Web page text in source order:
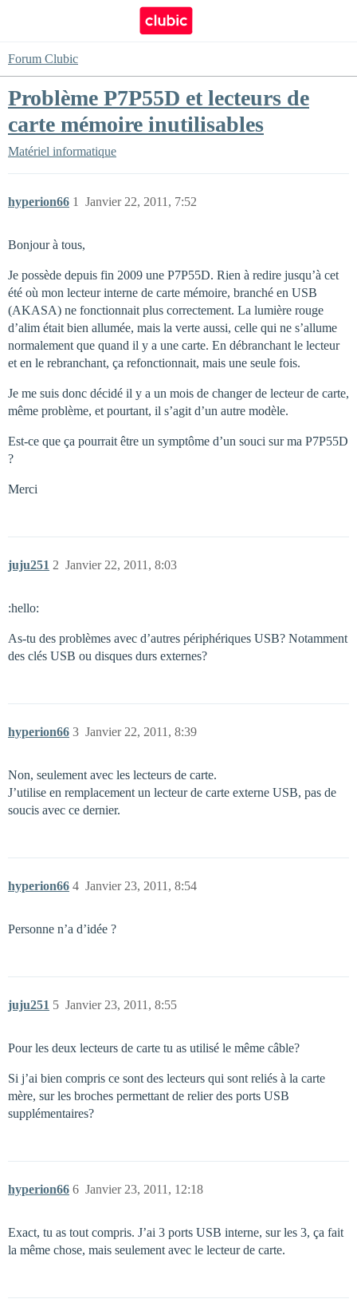
Forum Clubic
Problème P7P55D et lecteurs de
carte mémoire inutilisables
Matériel informatique
hyperion66 Janvier 22, 2011, 7:52
1
Bonjour à tous,
Je possède depuis fin 2009 une P7P55D. Rien à redire jusqu’à cet
été où mon lecteur interne de carte mémoire, branché en USB
(AKASA) ne fonctionnait plus correctement. La lumière rouge
d’alim était bien allumée, mais la verte aussi, celle qui ne s’allume
normalement que quand il y a une carte. En débranchant le lecteur
et en le rebranchant, ça refonctionnait, mais une seule fois.
Je me suis donc décidé il y a un mois de changer de lecteur de carte,
même problème, et pourtant, il s’agit d’un autre modèle.
Est-ce que ça pourrait être un symptôme d’un souci sur ma P7P55D
?
Merci
juju251 Janvier 22, 2011, 8:03
2
:hello:
As-tu des problèmes avec d’autres périphériques USB? Notamment
des clés USB ou disques durs externes?
hyperion66 Janvier 22, 2011, 8:39
3
Non, seulement avec les lecteurs de carte.
J’utilise en remplacement un lecteur de carte externe USB, pas de
soucis avec ce dernier.
hyperion66 Janvier 23, 2011, 8:54
4
Personne n’a d’idée ?
juju251 Janvier 23, 2011, 8:55
5
Pour les deux lecteurs de carte tu as utilisé le même câble?
Si j’ai bien compris ce sont des lecteurs qui sont reliés à la carte
mère, sur les broches permettant de relier des ports USB
supplémentaires?
hyperion66 Janvier 23, 2011, 12:18
6
Exact, tu as tout compris. J’ai 3 ports USB interne, sur les 3, ça fait
la même chose, mais seulement avec le lecteur de carte.